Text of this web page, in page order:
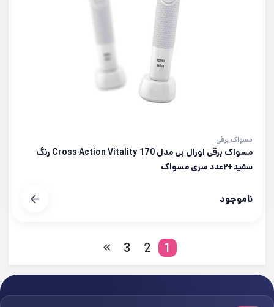
مسواک برقی
مسواک برقی اورال بی مدل Cross Action Vitality 170 رنگ
سفید+۲عدد سری مسواک
ناموجود
1
2
3